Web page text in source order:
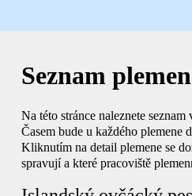
Seznam plemen
Na této stránce naleznete seznam
Časem bude u každého plemene
Kliknutím na detail plemene se
spravují a které pracoviště